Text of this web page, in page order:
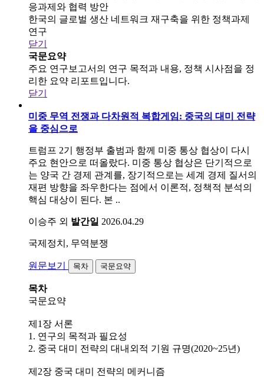
응과제와 협력 방안
한국의 글로벌 생산 네트워크 재구축을 위한 정책과제
연구
닫기
국문요약
주요 연구보고서의 연구 목적과 내용, 정책 시사점을 정
리한 요약 리포트입니다.
닫기
미중 무역 전쟁과 다차원적 복합게임: 중국의 대미 전략
을 중심으로
트럼프 2기 행정부 출범과 함께 미중 통상 협상이 다시
주요 현안으로 떠올랐다. 미중 통상 협상은 단기적으로
는 양국 간 경제 관계를, 장기적으로는 세계 경제 질서의
재편 방향을 좌우한다는 점에서 이론적, 정책적 분석의
핵심 대상이 된다. 본 ..
이승주 외 발간일 2026.04.29
국제정치, 무역분쟁
원문보기 목차 국문요약
목차
국문요약
제1장 서론
1. 연구의 목적과 필요성
2. 중국 대미 전략의 대내외적 기원 규명(2020~25년)
제2장 중국 대미 전략의 메커니즘